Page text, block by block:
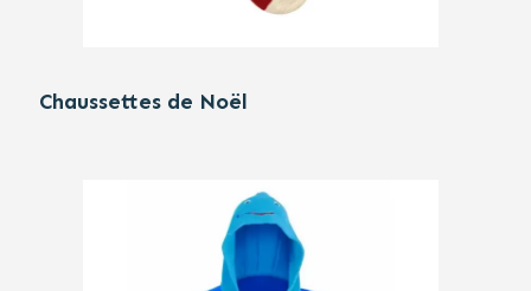
Chaussettes de Noël